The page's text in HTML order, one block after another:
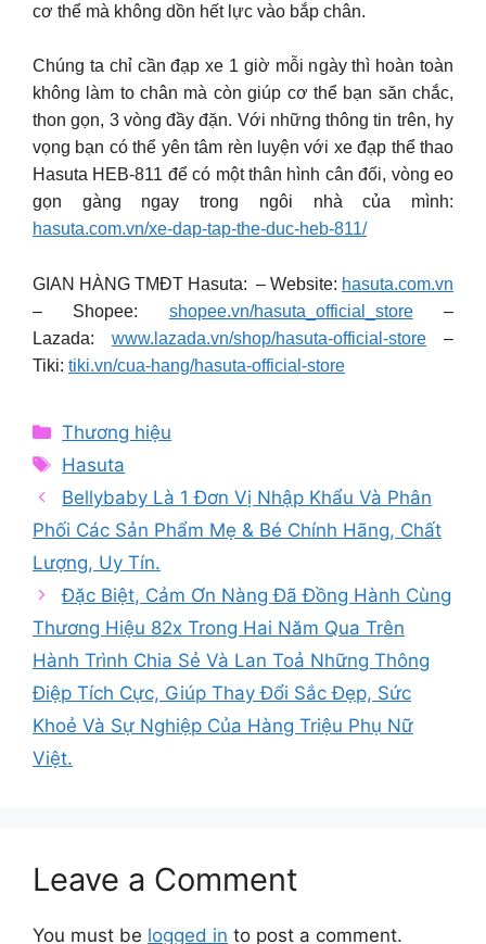
cơ thể mà không dồn hết lực vào bắp chân.
Chúng ta chỉ cần đạp xe 1 giờ mỗi ngày thì hoàn toàn
không làm to chân mà còn giúp cơ thể bạn săn chắc,
thon gọn, 3 vòng đầy đặn. Với những thông tin trên, hy
vọng bạn có thể yên tâm rèn luyện với xe đạp thể thao
Hasuta HEB-811 để có một thân hình cân đối, vòng eo
gọn gàng ngay trong ngôi nhà của mình:
hasuta.com.vn/xe-dap-tap-the-duc-heb-811/
GIAN HÀNG TMĐT Hasuta: – Website: hasuta.com.vn
– Shopee: shopee.vn/hasuta_official_store–
Lazada: www.lazada.vn/shop/hasuta-official-store –
Tiki: tiki.vn/cua-hang/hasuta-official-store
Categories
Thương hiệu
Tags
Hasuta
Bellybaby Là 1 Đơn Vị Nhập Khẩu Và Phân
Phối Các Sản Phẩm Mẹ & Bé Chính Hãng, Chất
Lượng, Uy Tín.
Đặc Biệt, Cảm Ơn Nàng Đã Đồng Hành Cùng
Thương Hiệu 82x Trong Hai Năm Qua Trên
Hành Trình Chia Sẻ Và Lan Toả Những Thông
Điệp Tích Cực, Giúp Thay Đổi Sắc Đẹp, Sức
Khoẻ Và Sự Nghiệp Của Hàng Triệu Phụ Nữ
Việt.
Leave a Comment
You must be logged in to post a comment.